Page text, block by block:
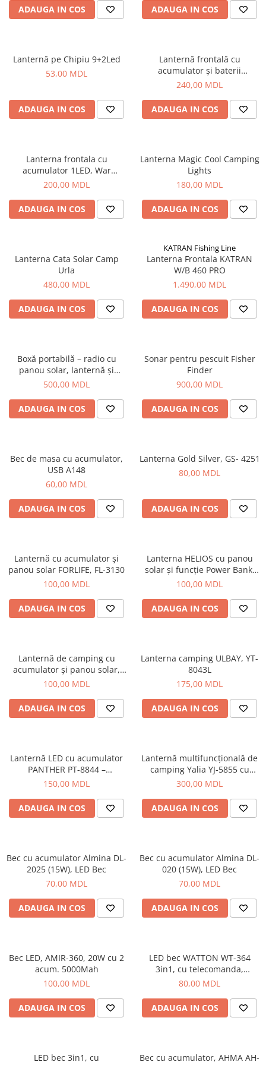
Fire feeder, stationar
tripoduri
Plumbi, cosulete, momitoare
Mincioguri si juvelnice
Accesorii monturi
Nada, momeala, aditivi
Pescuit la rapitor
Lansete la rapitor
Mulinete la rapitor
Greutati la rapitor
Accesorii rapitor
Monturi rapitor
Forfaci la rapitor
Nada si momeala
Nada
Boiles
Wafters
Seminte si mix de seminte
Aditivi, arome, dipuri
Bagajerie pescuit
Huse
Penare
Rucsac
Instrumente
Ochelari
Barci, sonare
Accesorii pentru barci
Camping pescuit
Accesorii
Aragazuri, incalzitoare
Corturi, Pavilioane
Frigidere
Paturi
Saci de dormit, saltele, perne
Scaune
Umbrele
Imbracaminte
Accesorii
ADAUGA IN COS ADAUGA IN COS
Lanternă pe Chipiu 9+2Led
53,00 MDL
ADAUGA IN COS
Lanternă frontală cu
acumulator și baterii
(6800mAhx2 buc)
240,00 MDL
ADAUGA IN COS
Lanterna frontala cu
acumulator 1LED, War
Policeman
200,00 MDL
ADAUGA IN COS
Lanterna Magic Cool Camping
Lights
180,00 MDL
ADAUGA IN COS
Lanterna Cata Solar Camp
Urla
480,00 MDL
ADAUGA IN COS
KATRAN Fishing Line
Lanterna Frontala KATRAN
W/B 460 PRO
1.490,00 MDL
ADAUGA IN COS
Boxă portabilă – radio cu
panou solar, lanternă și
lampă NNS Solar Charge, NS-
500,00 MDL
ADAUGA IN COS
Sonar pentru pescuit Fisher
Finder
900,00 MDL
ADAUGA IN COS
Bec de masa cu acumulator,
USB A148
60,00 MDL
ADAUGA IN COS
Lanterna Gold Silver, GS- 4251
80,00 MDL
ADAUGA IN COS
Lanternă cu acumulator și
panou solar FORLIFE, FL-3130
100,00 MDL
ADAUGA IN COS
Lanterna HELIOS cu panou
solar și funcție Power Bank,
88-5001
100,00 MDL
ADAUGA IN COS
Lanternă de camping cu
acumulator și panou solar,
HT-5900
100,00 MDL
ADAUGA IN COS
Lanterna camping ULBAY, YT-
8043L
175,00 MDL
ADAUGA IN COS
Lanternă LED cu acumulator
PANTHER PT-8844 –
Multifuncțională, puternică și
150,00 MDL
ADAUGA IN COS
Lanternă multifuncțională de
camping Yalia YJ-5855 cu
panou solar, acumulator,
încărcare GSM.
300,00 MDL
ADAUGA IN COS
Bec cu acumulator Almina DL-
2025 (15W), LED Bec
70,00 MDL
ADAUGA IN COS
Bec cu acumulator Almina DL-
020 (15W), LED Bec
70,00 MDL
ADAUGA IN COS
Bec LED, AMIR-360, 20W cu 2
acum. 5000Mah
100,00 MDL
ADAUGA IN COS
LED bec WATTON WT-364
3in1, cu telecomanda,
rotunde
80,00 MDL
ADAUGA IN COS
LED bec 3in1, cu
Bec cu acumulator, AHMA AH-